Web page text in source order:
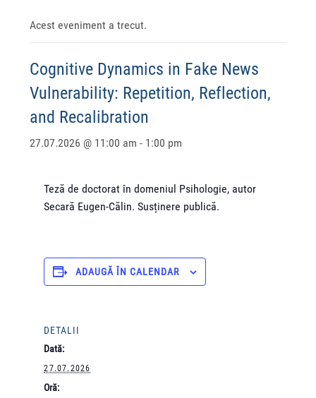
Acest eveniment a trecut.
Cognitive Dynamics in Fake News
Vulnerability: Repetition, Reflection,
and Recalibration
27.07.2026 @ 11:00 am - 1:00 pm
Teză de doctorat în domeniul Psihologie, autor
Secară Eugen-Călin. Susținere publică.
ADAUGĂ ÎN CALENDAR
DETALII
Dată:
27.07.2026
Oră: